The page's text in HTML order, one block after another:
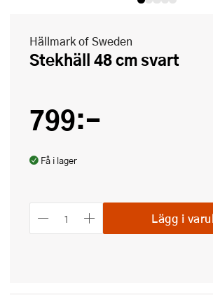
Hällmark of Sweden
Stekhäll 48 cm svart
799:-
Få i lager
Lägg i